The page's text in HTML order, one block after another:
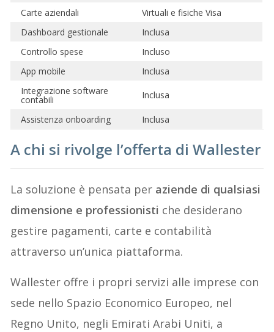
Carte aziendali
Virtuali e fisiche Visa
Dashboard gestionale
Inclusa
Controllo spese
Incluso
App mobile
Inclusa
Integrazione software
contabili Inclusa
Assistenza onboarding Inclusa
A chi si rivolge l’offerta di Wallester
La soluzione è pensata per aziende di qualsiasi
dimensione e professionisti che desiderano
gestire pagamenti, carte e contabilità
attraverso un’unica piattaforma.
Wallester offre i propri servizi alle imprese con
sede nello Spazio Economico Europeo, nel
Regno Unito, negli Emirati Arabi Uniti, a